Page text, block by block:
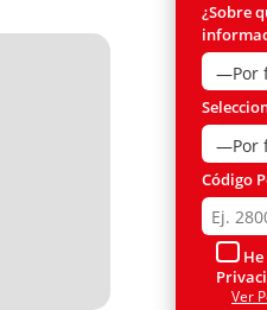
¿Sobre
Código
Ver